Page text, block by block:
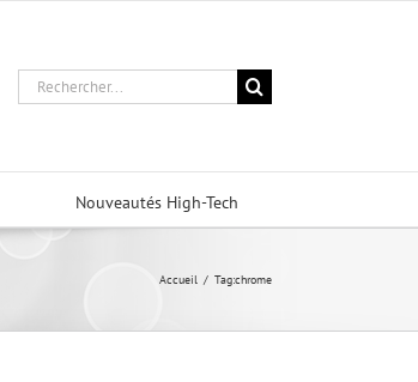
Rechercher:
Nouveautés High-Tech
Accueil / Tag:chrome